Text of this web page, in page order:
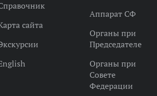
сайта
Аппарат СФ
Органы при
Председателе
Органы при
Совете
Федерации